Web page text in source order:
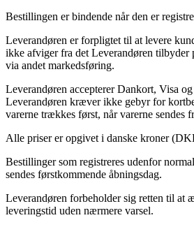
Bestillingen er bindende når den er
Leverandøren er forpligtet til at levere
ikke afviger fra det Leverandøren tilbyder
via andet markedsføring.
Leverandøren accepterer Dankort, Visa
Leverandøren kræver ikke gebyr for
varerne trækkes først, når varerne sendes
Alle priser er opgivet i danske kroner
Bestillinger som registreres udenfor
sendes førstkommende åbningsdag.
Leverandøren forbeholder sig retten til at
leveringstid uden nærmere varsel.